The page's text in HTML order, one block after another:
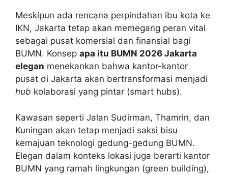
Meskipun ada rencana perpindahan ibu kota ke
IKN, Jakarta tetap akan memegang peran vital
sebagai pusat komersial dan finansial bagi
BUMN. Konsep apa itu BUMN 2026 Jakarta
elegan menekankan bahwa kantor-kantor
pusat di Jakarta akan bertransformasi menjadi
hub kolaborasi yang pintar (smart hubs).
Kawasan seperti Jalan Sudirman, Thamrin, dan
Kuningan akan tetap menjadi saksi bisu
kemajuan teknologi gedung-gedung BUMN.
Elegan dalam konteks lokasi juga berarti kantor
BUMN yang ramah lingkungan (green building),